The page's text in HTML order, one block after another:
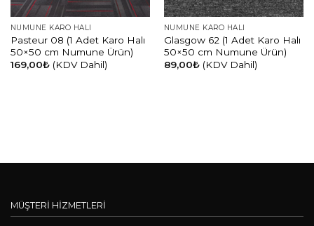
NUMUNE KARO HALI
Pasteur 08 (1 Adet Karo Halı
50×50 cm Numune Ürün)
169,00₺ (KDV Dahil)
NUMUNE KARO HALI
Glasgow 62 (1 Adet Karo Halı
50×50 cm Numune Ürün)
89,00₺ (KDV Dahil)
MÜŞTERİ HİZMETLERİ